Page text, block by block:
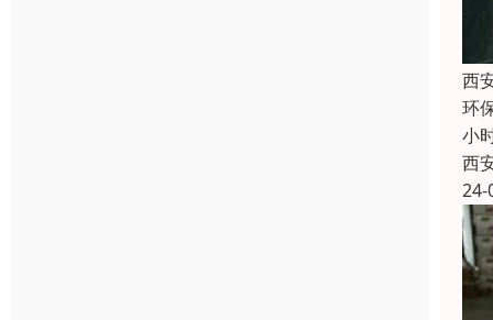
西
环
小
西
24-